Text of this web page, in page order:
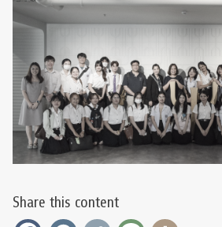
Share this content